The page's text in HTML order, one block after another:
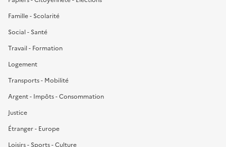
Famille - Scolarité
Social - Santé
Travail - Formation
Logement
Transports - Mobilité
Argent - Impôts - Consommation
Justice
Étranger - Europe
Loisirs - Sports - Culture